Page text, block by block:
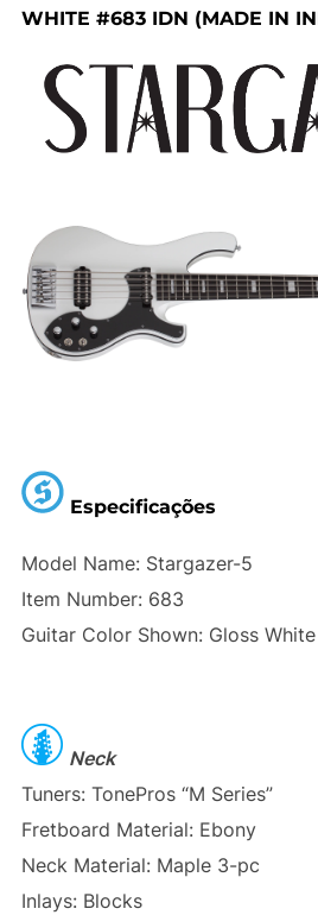
WHITE #683 IDN (MADE IN
Especificações
Model Name: Stargazer-5
Item Number: 683
Guitar Color Shown: Gloss White
Neck
Tuners: TonePros “M Series”
Fretboard Material: Ebony
Neck Material: Maple 3-pc
Inlays: Blocks